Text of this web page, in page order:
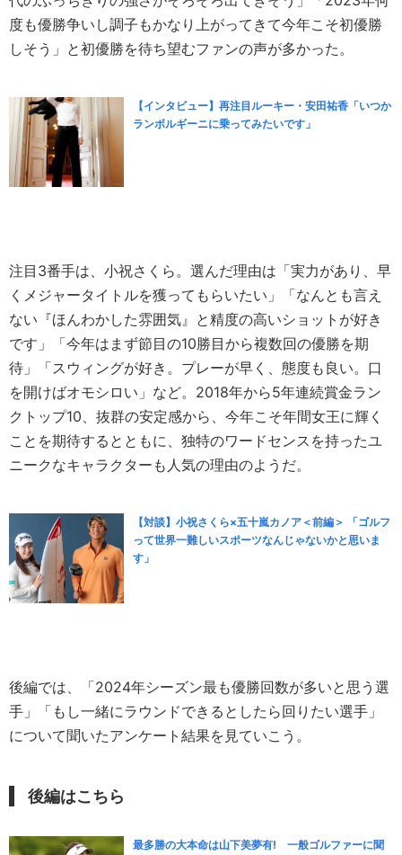
度も優勝争いし調子もかなり上がってきて今年こそ初優勝
しそう」と初優勝を待ち望むファンの声が多かった。
【インタビュー】再注目ルーキー・安田祐香「いつか
ランボルギーニに乗ってみたいです」
注目3番手は、小祝さくら。選んだ理由は「実力があり、早
くメジャータイトルを獲ってもらいたい」「なんとも言え
ない『ほんわかした雰囲気』と精度の高いショットが好き
です」「今年はまず節目の10勝目から複数回の優勝を期
待」「スウィングが好き。プレーが早く、態度も良い。口
を開けばオモシロい」など。2018年から5年連続賞金ラン
クトップ10、抜群の安定感から、今年こそ年間女王に輝く
ことを期待するとともに、独特のワードセンスを持ったユ
ニークなキャラクターも人気の理由のようだ。
【対談】小祝さくら×五十嵐カノア＜前編＞ 「ゴルフ
って世界一難しいスポーツなんじゃないかと思いま
す」
後編では、「2024年シーズン最も優勝回数が多いと思う選
手」「もし一緒にラウンドできるとしたら回りたい選手」
について聞いたアンケート結果を見ていこう。
後編はこちら
最多勝の大本命は山下美夢有! 一般ゴルファーに聞